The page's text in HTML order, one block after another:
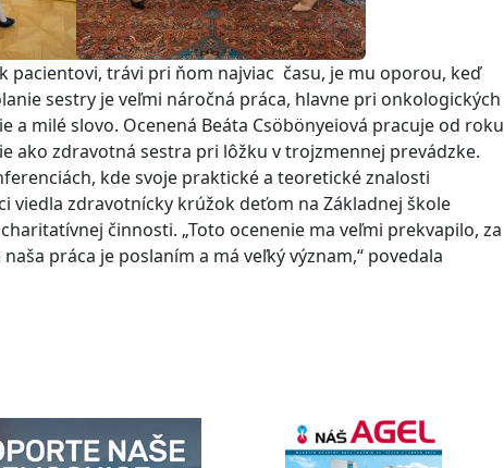
pacientovi, trávi pri ňom najviac času, je mu oporou, keď
sestry je veľmi náročná práca, hlavne pri onkologických
milé slovo. Ocenená Beáta Csöbönyeiová pracuje od roku
ako zdravotná sestra pri lôžku v trojzmennej prevádzke.
kde svoje praktické a teoretické znalosti
viedla zdravotnícky krúžok deťom na Základnej škole
činnosti. „Toto ocenenie ma veľmi prekvapilo, za
práca je poslaním a má veľký význam,“ povedala